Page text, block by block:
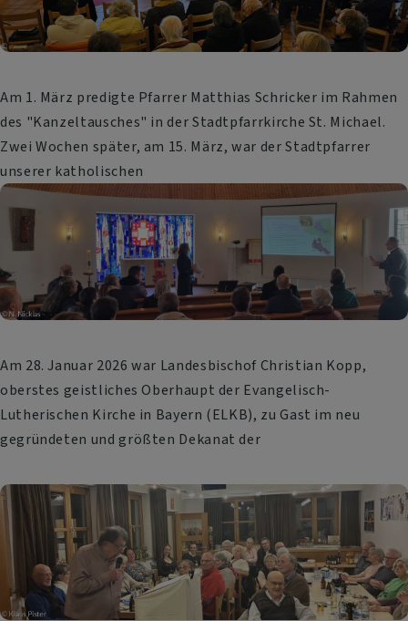
Am 1. März predigte Pfarrer Matthias Schricker im Rahmen
des "Kanzeltausches" in der Stadtpfarrkirche St. Michael.
Zwei Wochen später, am 15. März, war der Stadtpfarrer
unserer katholischen
Am 28. Januar 2026 war Landesbischof Christian Kopp,
oberstes geistliches Oberhaupt der Evangelisch-
Lutherischen Kirche in Bayern (ELKB), zu Gast im neu
gegründeten und größten Dekanat der